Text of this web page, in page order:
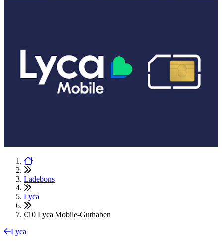
Ladebons
Lyca
€10 Lyca Mobile-Guthaben
Lyca